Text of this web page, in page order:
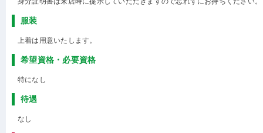
服装
上着は用意いたします。
希望資格・必要資格
特になし
待遇
なし